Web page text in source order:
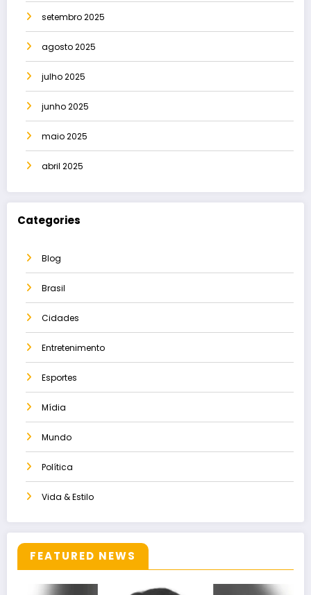
setembro 2025
agosto 2025
julho 2025
junho 2025
maio 2025
abril 2025
Categories
Blog
Brasil
Cidades
Entretenimento
Esportes
Mídia
Mundo
Política
Vida & Estilo
FEATURED NEWS